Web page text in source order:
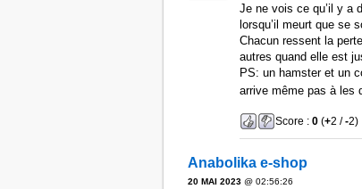
Je ne vois ce qu’il y a
lorsqu’il meurt que se
Chacun ressent la
autres quand elle est
PS: un hamster et un
arrive même pas à les
Score : 0(+2 /-2)
Anabolika e-shop
20 MAI 2023@ 02:56:26